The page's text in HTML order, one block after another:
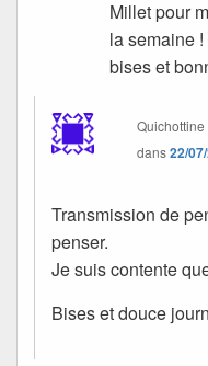
Millet pour
la semaine !
bises et
Quichottine
dans22/
Transmission de
penser.
Je suis contente
Bises et douce